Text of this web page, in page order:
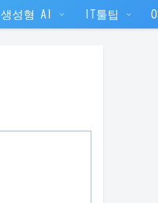
생성형 AI IT툴팁